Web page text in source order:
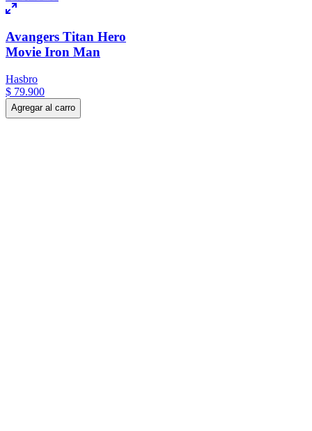
Avangers Titan Hero
Movie Iron Man
Hasbro
$ 79.900
Agregar al carro